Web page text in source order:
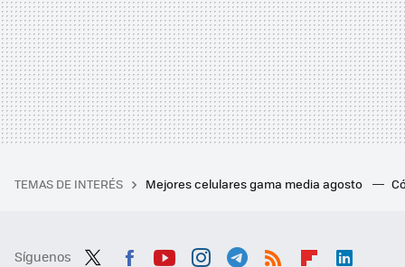
TEMAS DE INTERÉS Mejores celulares gama media agosto
Síguenos